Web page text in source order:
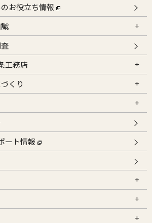
お役立ち情報
工務店
くり
ート情報